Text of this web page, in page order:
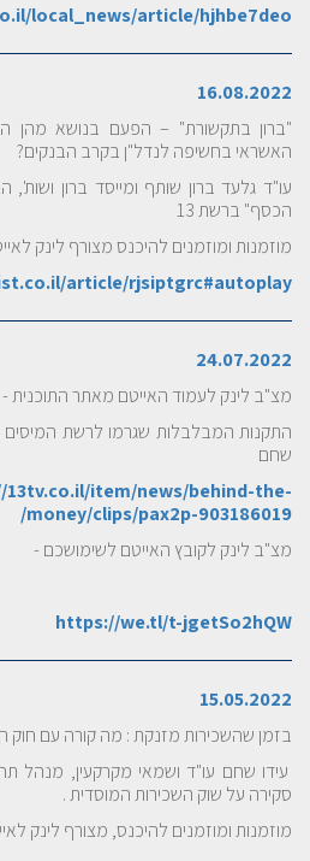
local_news/article/hjhbe7deo
16.08.2022
"ברון בתקשורת" – הפעם בנושא מהן
האשראי בחשיפה לנדל"ן בקרב הבנקים?
עו"ד גלעד ברון שותף ומייסד ברון
הכסף" ברשת 13
מוזמנות ומוזמנים להיכנס מצורף לינק
article/rjsiptgrc#autoplay
24.07.2022
מצ"ב לינק לעמוד האייטם מאתר התוכנית -
התקנות המבלבלות שגרמו לרשת המיסים
שחם
item/news/behind-the-
money/clips/pax2p-903186019
/
מצ"ב לינק לקובץ האייטם לשימושכם -
https://we.tl/t-jgetSo2hQW
15.05.2022
בזמן שהשכירות מזנקת : מה קורה עם חוק
עידו שחם עו"ד ושמאי מקרקעין, מנהל
סקירה על שוק השכירות המוסדית .
מוזמנות ומוזמנים להיכנס, מצורף לינק